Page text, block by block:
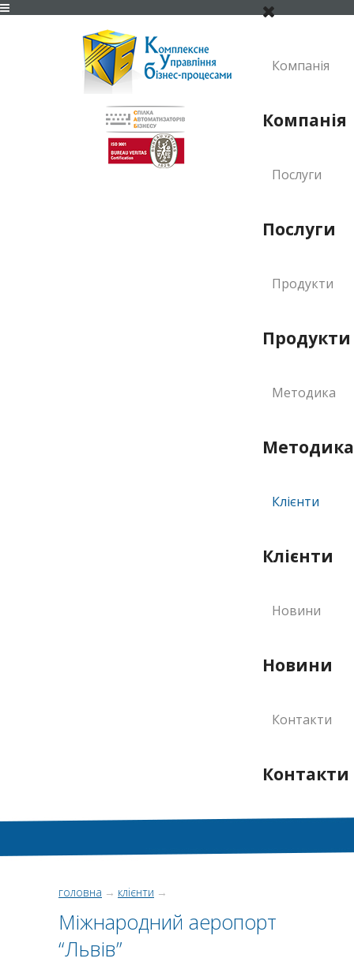
Компанія
Компанія
Послуги
Послуги
Продукти
Продукти
Методика
Методика
Клієнти
Клієнти
Новини
Новини
Контакти
Контакти
головна → клієнти →
Міжнародний аеропорт
“Львів”